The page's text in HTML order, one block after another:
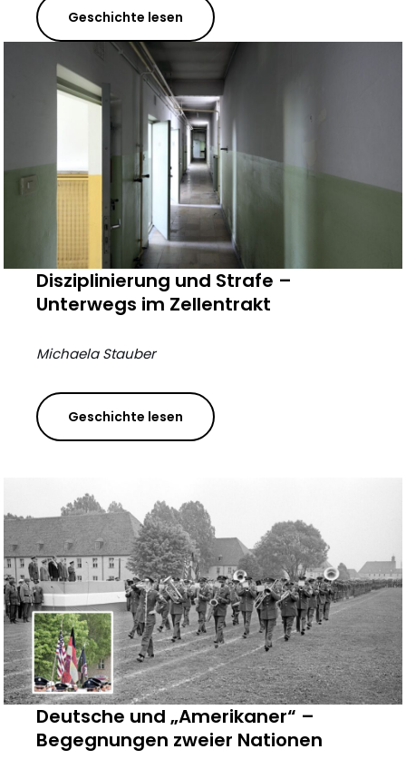
Geschichte lesen
Disziplinierung und Strafe –
Unterwegs im Zellentrakt
Michaela Stauber
Geschichte lesen
Deutsche und „Amerikaner“ –
Begegnungen zweier Nationen